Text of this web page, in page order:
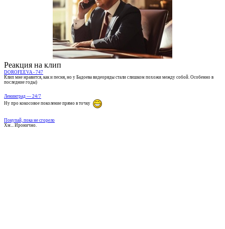
Реакция на клип
DOROFEEVA - 747
Клип мне нравится, как и песня, но у Бадоева видеоряды стали слишком похожи между собой. Особенно в
последние годы)
Ленинград — 24/7
Ну про кокосовое поколение прямо в точку
Покупай, пока не сгорело
Хм... Иронично.